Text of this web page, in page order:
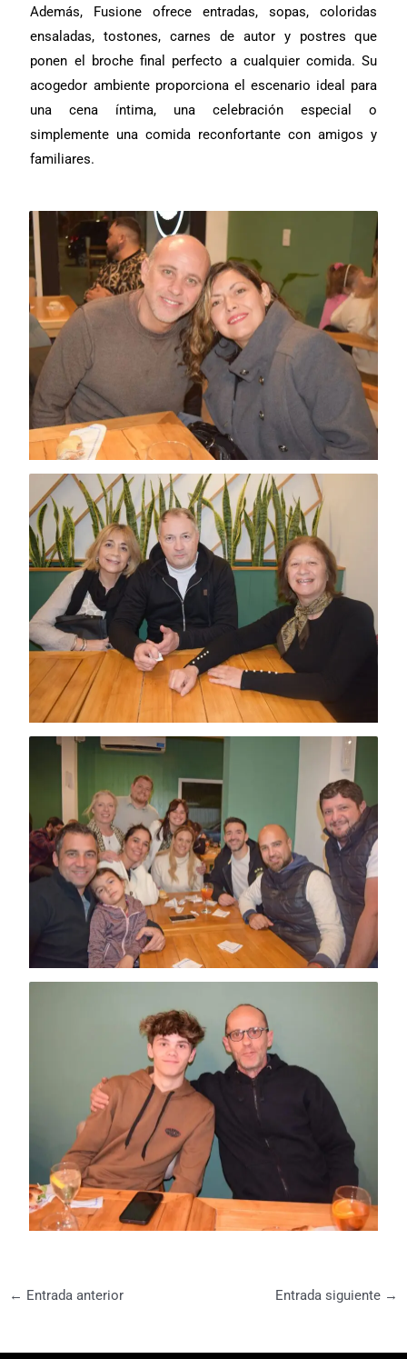
Además, Fusione ofrece entradas, sopas, coloridas
ensaladas, tostones, carnes de autor y postres que
ponen el broche final perfecto a cualquier comida. Su
acogedor ambiente proporciona el escenario ideal para
una cena íntima, una celebración especial o
simplemente una comida reconfortante con amigos y
familiares.
← Entrada anterior Entrada siguiente →